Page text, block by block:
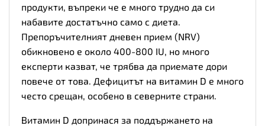
продукти, въпреки че е много трудно да си
набавите достатъчно само с диета.
Препоръчителният дневен прием (NRV)
обикновено е около 400-800 IU, но много
експерти казват, че трябва да приемате дори
повече от това. Дефицитът на витамин D е много
често срещан, особено в северните страни.
Витамин D допринася за поддържането на